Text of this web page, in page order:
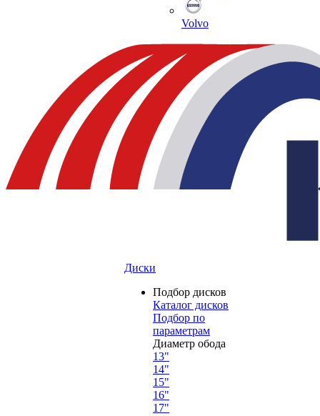
Volvo
Диски
Подбор дисков
Каталог дисков
Подбор по
параметрам
Диаметр обода
13"
14"
15"
16"
17"